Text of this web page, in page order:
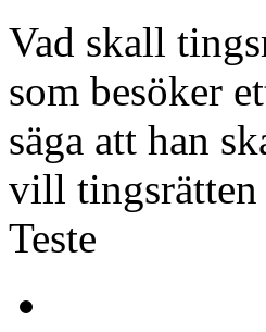
Vad skall
som besöker
säga att han
vill tingsrätten
Teste